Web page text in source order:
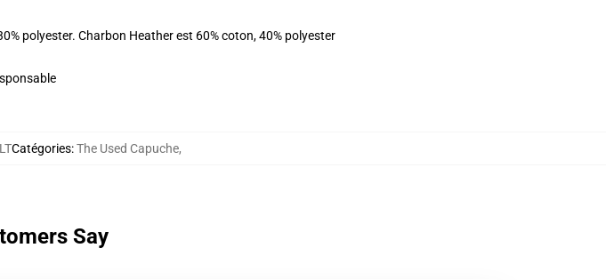
polyester. Charbon Heather est 60% coton, 40% polyester
Catégories:The Used Capuche,
Say